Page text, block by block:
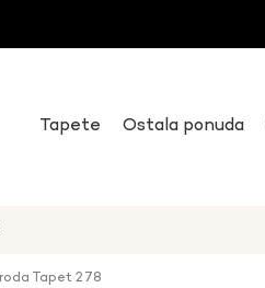
Tapete Ostala ponuda
Tapet 278